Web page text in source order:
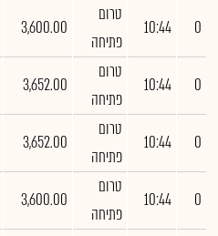
0
10:44
טרום
פתיחה
3,600.00
0
10:44
טרום
פתיחה
3,652.00
0
10:44
טרום
פתיחה
3,652.00
0
10:44
טרום
פתיחה
3,600.00